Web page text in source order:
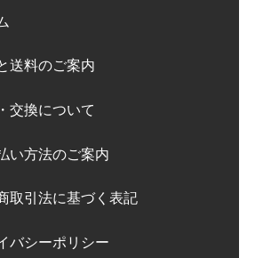
送料のご案内
交換について
い方法のご案内
取引法に基づく表記
バシーポリシー